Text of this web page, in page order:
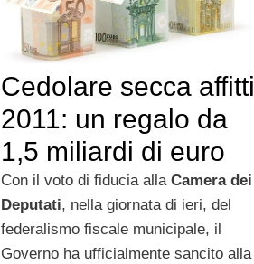
Cedolare secca affitti
2011: un regalo da
1,5 miliardi di euro
Con il voto di fiducia alla Camera dei
Deputati, nella giornata di ieri, del
federalismo fiscale municipale, il
Governo ha ufficialmente sancito alla